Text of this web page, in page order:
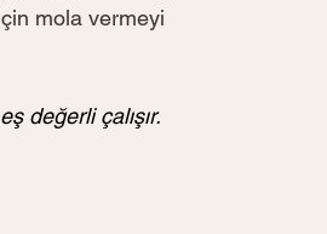
mola vermeyi
değerli çalışır.